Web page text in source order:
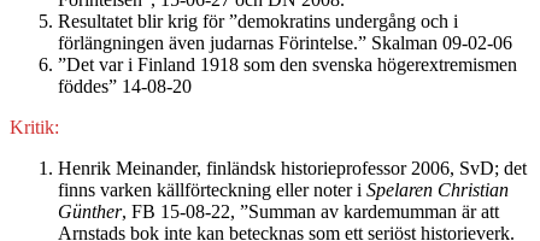
Resultatet blir krig för ”demokratins undergång och i
förlängningen även judarnas Förintelse.” Skalman 09-02-06
”Det var i Finland 1918 som den svenska högerextremismen
föddes” 14-08-20
Kritik:
Henrik Meinander, finländsk historieprofessor 2006, SvD; det
finns varken källförteckning eller noter i Spelaren Christian
Günther, FB 15-08-22, ”Summan av kardemumman är att
Arnstads bok inte kan betecknas som ett seriöst historieverk.